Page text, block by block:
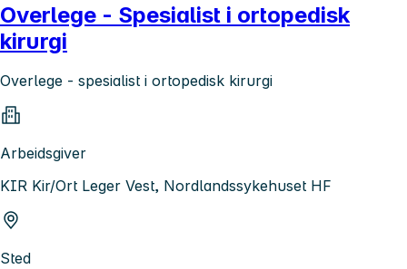
Overlege - Spesialist i ortopedisk
kirurgi
Overlege - spesialist i ortopedisk kirurgi
Arbeidsgiver
KIR Kir/Ort Leger Vest, Nordlandssykehuset HF
Sted